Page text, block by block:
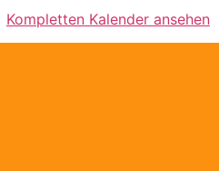
Kompletten Kalender ansehen